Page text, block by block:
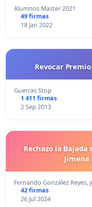
Alumnos Master 2021
49 firmas
18 Jan 2022
Revocar
Guerras Stop
1 411 firmas
2 Sep 2013
Rechazo la Bajada
Fernando González Reyes,
42 firmas
26 Jul 2024